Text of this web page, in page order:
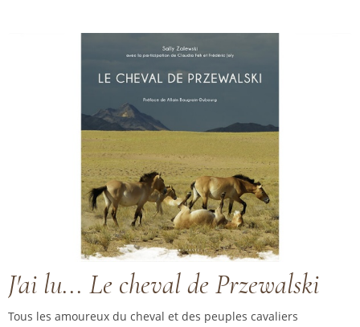
J'ai lu... Le cheval de Przewalski
Tous les amoureux du cheval et des peuples cavaliers